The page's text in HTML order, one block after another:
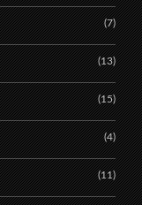
(7)
(13)
(15)
(4)
(11)